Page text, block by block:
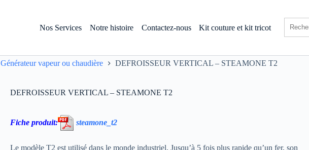
Nos Services Notre histoire Contactez-nous Kit couture et kit tricot
Générateur vapeur ou chaudière DEFROISSEUR VERTICAL – STEAMONE T2
DEFROISSEUR VERTICAL – STEAMONE T2
Fiche produit: steamone_t2
Le modèle T2 est utilisé dans le monde industriel. Jusqu’à 5 fois plus rapide qu’un fer, son